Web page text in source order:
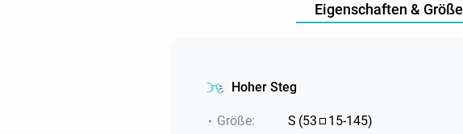
Eigenschaften & Größe
Hoher Steg
Größe: S (53 15-145)